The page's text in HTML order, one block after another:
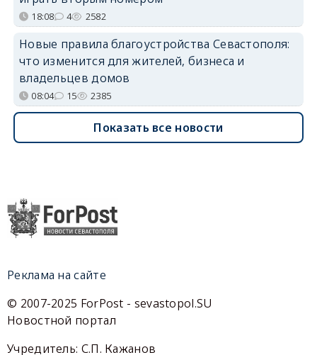
18:08 4 2582
Новые правила благоустройства Севастополя:
что изменится для жителей, бизнеса и
владельцев домов
08:04 15 2385
Показать все новости
Реклама на сайте
© 2007-2025 ForPost - sevastopol.SU
Новостной портал
Учредитель: С.П. Кажанов